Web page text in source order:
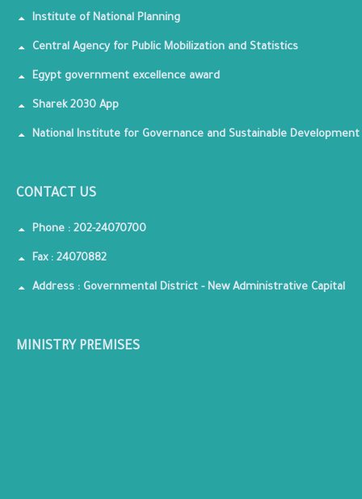
Institute of National Planning
Central Agency for Public Mobilization and Statistics
Egypt government excellence award
Sharek 2030 App
National Institute for Governance and Sustainable Development
CONTACT US
Phone : 202-24070700
Fax : 24070882
Address : Governmental District - New Administrative Capital
MINISTRY PREMISES